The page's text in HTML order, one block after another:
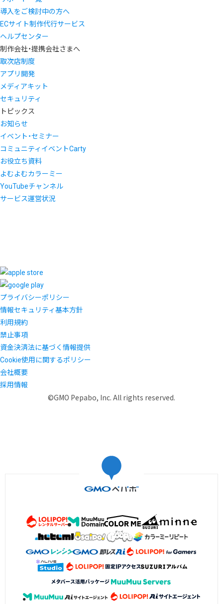
導入をご検討中の方へ
ECサイト制作代行サービス
ヘルプセンター
制作会社・提携会社さまへ
取次店制度
アプリ開発
メディアキット
セキュリティ
トピックス
お知らせ
イベント・セミナー
コミュニティイベントCarty
お役立ち資料
よむよむカラーミー
YouTubeチャンネル
サービス運営状況
プライバシーポリシー
情報セキュリティ基本方針
利用規約
禁止事項
資金決済法に基づく情報提供
Cookie使用に関するポリシー
会社概要
採用情報
©GMO Pepabo, Inc. All rights reserved.